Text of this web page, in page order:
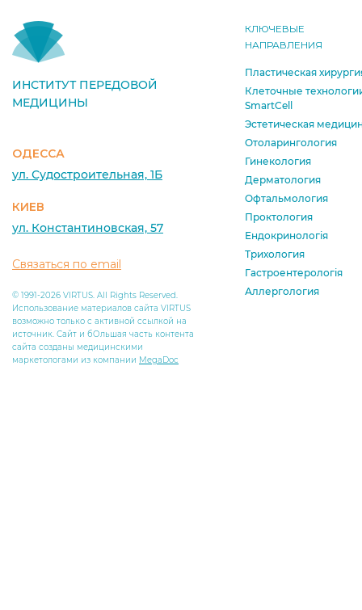
ИНСТИТУТ ПЕРЕДОВОЙ
МЕДИЦИНЫ
ОДЕССА
ул. Судостроительная, 1Б
КИЕВ
ул. Константиновская, 57
Связаться по email
© 1991-2026 VIRTUS. All Rights Reserved.
Использование материалов сайта VIRTUS
возможно только с активной ссылкой на
источник. Сайт и бОльшая часть контента
сайта созданы медицинскими
маркетологами из компании MegaDoc
КЛЮЧЕВЫЕ
НАПРАВЛЕНИЯ
Пластическая
Клеточные
SmartCell
Эстетическая
Отоларингология
Гинекология
Дерматология
Офтальмология
Проктология
Ендокринологія
Трихология
Гастроентерологія
Аллергология